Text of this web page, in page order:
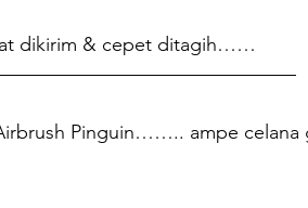
dikirim & cepet ditagih……
Pinguin…….. ampe celana